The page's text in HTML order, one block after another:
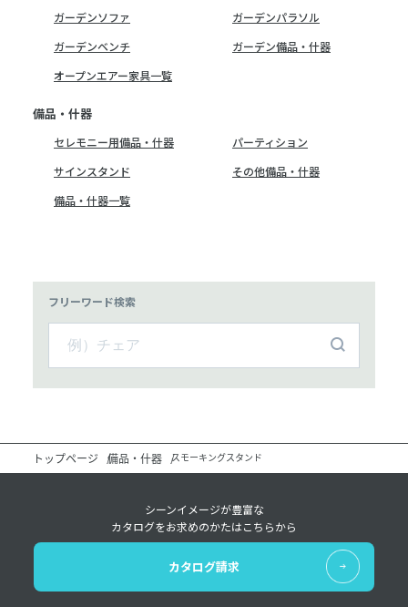
ガーデンソファ
ガーデンパラソル
ガーデンベンチ
ガーデン備品・什器
オープンエアー家具一覧
備品・什器
セレモニー用備品・什器
パーティション
サインスタンド
その他備品・什器
備品・什器一覧
フリーワード検索
トップページ 備品・什器 スモーキングスタンド
シーンイメージが豊富な
カタログをお求めのかたはこちらから
カタログ請求